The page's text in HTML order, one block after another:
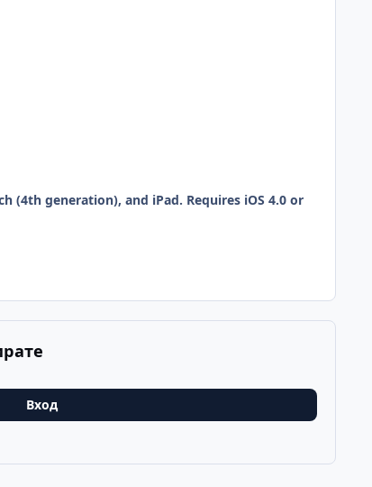
(4th generation), and iPad. Requires iOS 4.0 or
Вход